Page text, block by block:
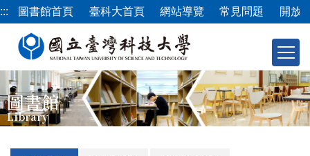
跳
到
內
容
區
::: 圖書館首頁 臺科大首頁 網站導覽 常見問題 開放
圖書館
Library